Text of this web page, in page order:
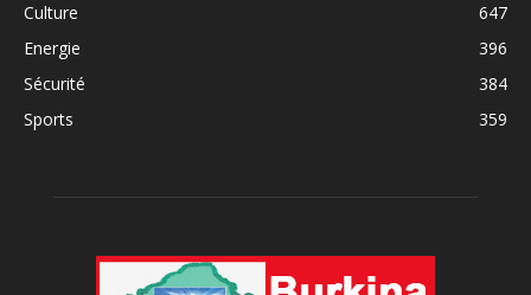
Culture
647
Energie
396
Sécurité
384
Sports
359